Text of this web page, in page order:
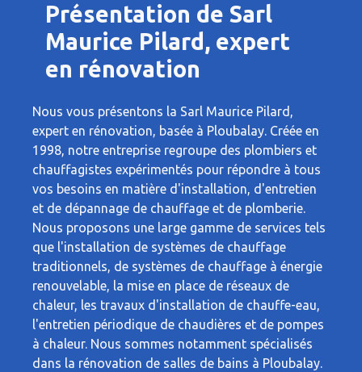
Présentation de Sarl
Maurice Pilard, expert
en rénovation
Nous vous présentons la Sarl Maurice Pilard,
expert en rénovation, basée à Ploubalay. Créée en
1998, notre entreprise regroupe des plombiers et
chauffagistes expérimentés pour répondre à tous
vos besoins en matière d'installation, d'entretien
et de dépannage de chauffage et de plomberie.
Nous proposons une large gamme de services tels
que l'installation de systèmes de chauffage
traditionnels, de systèmes de chauffage à énergie
renouvelable, la mise en place de réseaux de
chaleur, les travaux d'installation de chauffe-eau,
l'entretien périodique de chaudières et de pompes
à chaleur. Nous sommes notamment spécialisés
dans la rénovation de salles de bains à Ploubalay.